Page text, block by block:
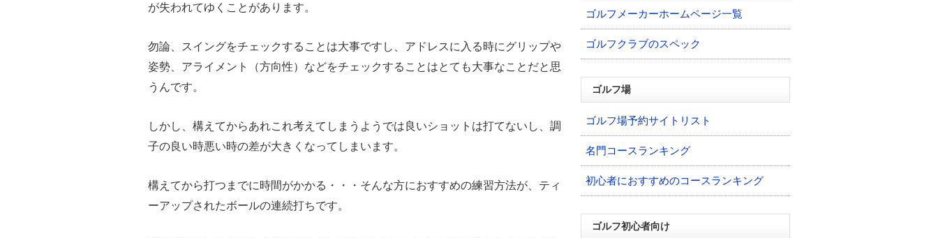
が失われてゆくことがあります。
勿論、スイングをチェックすることは大事ですし、アドレスに入る時にグリップや
姿勢、アライメント（方向性）などをチェックすることはとても大事なことだと思
うんです。
しかし、構えてからあれこれ考えてしまうようでは良いショットは打てないし、調
子の良い時悪い時の差が大きくなってしまいます。
構えてから打つまでに時間がかかる・・・そんな方におすすめの練習方法が、ティ
ーアップされたボールの連続打ちです。
ゴルフメーカーホームページ一覧
ゴルフクラブのスペック
ゴルフ場
ゴルフ場予約サイトリスト
名門コースランキング
初心者におすすめのコースランキング
ゴルフ初心者向け